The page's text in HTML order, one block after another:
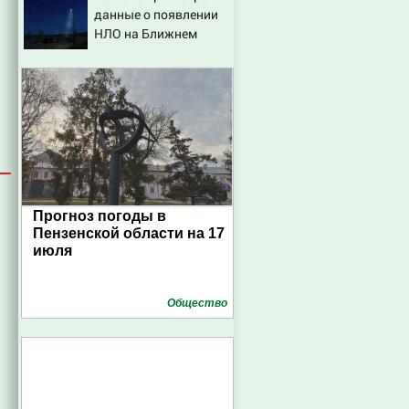
данные о появлении
НЛО на Ближнем
Прогноз погоды в
Пензенской области на 17
июля
Общество